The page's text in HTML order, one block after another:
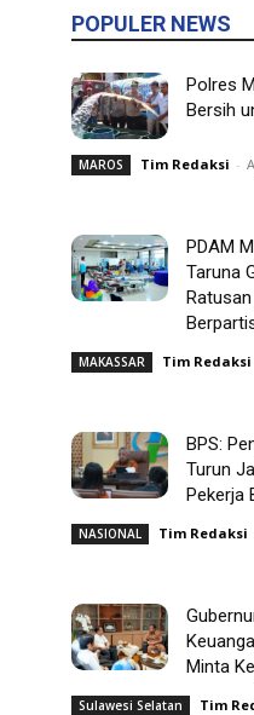
POPULER NEWS
Polres
Bersih
MAROS Tim Redaksi -
PDAM
Taruna
MAKASSAR Tim Redaksi
BPS:
Turun
Pekerja
NASIONAL Tim Redaksi
Minta
Sulawesi Selatan Tim